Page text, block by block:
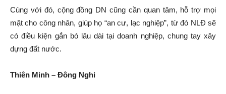
Cùng với đó, cộng đồng DN cũng cần quan tâm, hỗ trợ mọi
mặt cho công nhân, giúp họ “an cư, lạc nghiệp”, từ đó NLĐ sẽ
có điều kiện gắn bó lâu dài tại doanh nghiệp, chung tay xây
dựng đất nước.
Thiên Minh – Đông Nghi